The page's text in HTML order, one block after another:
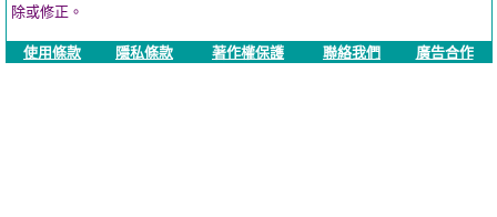
除或修正。
使用條款 隱私條款 著作權保護 聯絡我們 廣告合作